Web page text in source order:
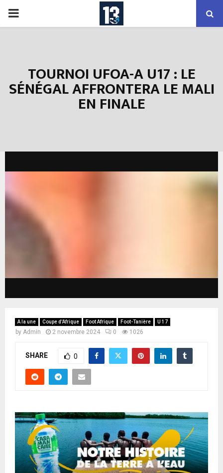
PRIMARY
TOURNOI UFOA-A U17 : LE
SÉNÉGAL AFFRONTERA LE MALI
EN FINALE
A la une Coupe d'Afrique Foot Afrique Foot-Tanière U 17
by Admin 2 novembre 2024 0 1026
SHARE 0